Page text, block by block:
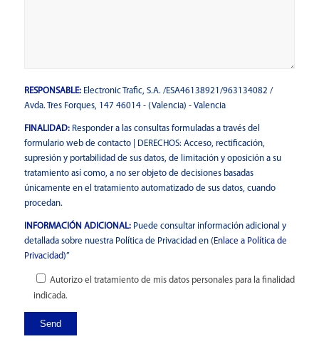
RESPONSABLE:Electronic Trafic, S.A. /ESA46138921/963134082 /
Avda. Tres Forques, 147 46014 - (Valencia) - Valencia
FINALIDAD:Responder a las consultas formuladas a través del
formulario web de contacto | DERECHOS: Acceso, rectificación,
supresión y portabilidad de sus datos, de limitación y oposición a su
tratamiento así como, a no ser objeto de decisiones basadas
únicamente en el tratamiento automatizado de sus datos, cuando
procedan.
INFORMACIÓN ADICIONAL:Puede consultar información adicional y
detallada sobre nuestra Política de Privacidad en ( Enlace a Política de
Privacidad)”
Autorizo el tratamiento de mis datos personales para la finalidad
indicada.